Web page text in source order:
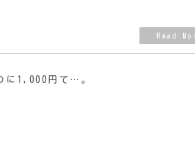
に1,000円て…。